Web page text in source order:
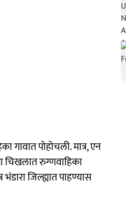
गावात पोहोचली. मात्र, एन
चिखलात रुग्णवाहिका
जिल्ह्यात पाहण्यास